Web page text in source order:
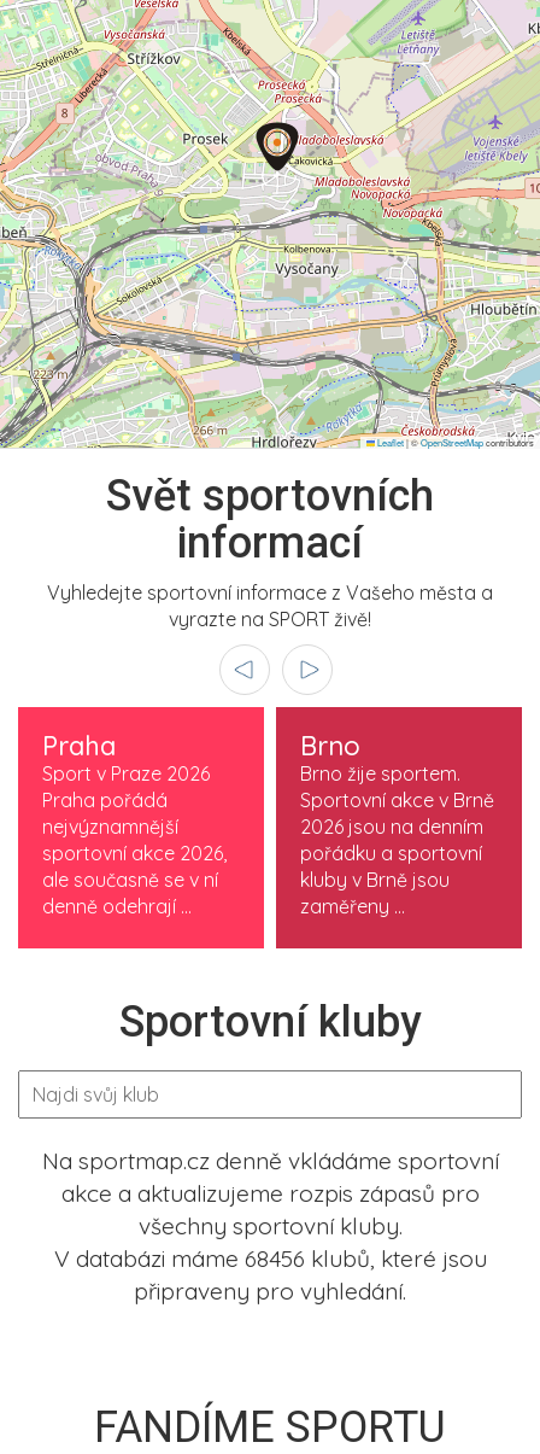
Leaflet|©OpenStreetMapcontributors
Svět sportovních
informací
Vyhledejte sportovní informace z Vašeho města a
vyrazte na SPORT živě!
Praha
Sport v Praze 2026
Praha pořádá
nejvýznamnější
sportovní akce 2026,
ale současně se v ní
denně odehrají ...
Brno
Brno žije sportem.
Sportovní akce v Brně
2026 jsou na denním
pořádku a sportovní
kluby v Brně jsou
zaměřeny ...
Sportovní kluby
Na sportmap.cz denně vkládáme sportovní
akce a aktualizujeme rozpis zápasů pro
všechny sportovní kluby.
V databázi máme 68456 klubů, které jsou
připraveny pro vyhledání.
FANDÍME SPORTU